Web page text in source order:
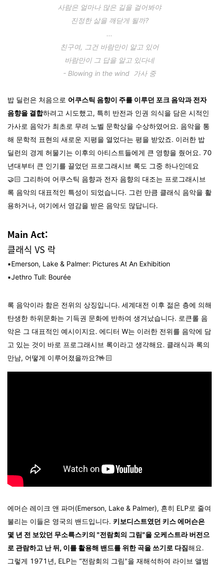
사람은 얼마나 많은 길을 걸어봐야
진정한 삶을 깨닫게 될까?
...
친구여, 그건 바람만이 알고 있어
바람만이 그 답을 알고 있다네
- Blowing in the wind 가사 중
밥 딜런은 처음으로 어쿠스틱 음향이 주를 이루던 포크 음악과 전자
음향을 결합하려고 시도했고, 특히 반전과 인권 의식을 담은 시적인
가사로 음악가 최초로 무려 노벨 문학상을 수상하였어요. 음악을 통
해 문학적 표현의 새로운 지평을 열었다는 평을 받았죠. 이러한 밥
딜런의 경계 허물기는 이후의 아티스트들에게 큰 영향을 줬어요. 70
년대부터 큰 인기를 끌었던 프로그래시브 록도 그중 하나인데요
🤝🏻 그리하여 어쿠스틱 음향과 전자 음향의 대조는 프로그래시브
록 음악의 대표적인 특성이 되었습니다. 그런 만큼 클래식 음악을 활
용하거나, 여기에서 영감을 받은 음악도 많답니다.
Main Act:
클래식 VS 락
▪️Emerson, Lake & Palmer: Pictures At An Exhibition
▪️Jethro Tull: Bourée
록 음악이라 함은 전위의 상징입니다. 세계대전 이후 젊은 층에 의해
탄생한 하위문화는 기득권 문화에 반하여 생겨났습니다. 로큰롤 음
악은 그 대표적인 예시이지요. 에디터 W는 이러한 전위를 음악에 담
고 있는 것이 바로 프로그래시브 록이라고 생각해요. 클래식과 록의
만남, 어떻게 이루어졌을까요?🤟🏻
에머슨 레이크 앤 파머(Emerson, Lake & Palmer), 흔히 ELP로 줄여
불리는 이들은 영국의 밴드입니다. 키보디스트였던 키스 에머슨은
몇 년 전 보았던 무소륵스키의 "전람회의 그림"을 오케스트라 버전으
로 관람하고 난 뒤, 이를 활용해 밴드를 위한 곡을 쓰기로 다짐해요.
그렇게 1971년, ELP는 “전람회의 그림"을 재해석하여 라이브 앨범